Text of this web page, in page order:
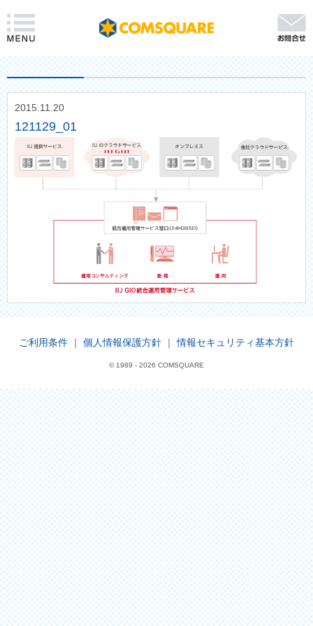
2015.11.20
121129_01
ご利用条件 ｜ 個人情報保護方針 ｜情報セキュリティ基本方針
© 1989 - 2026 COMSQUARE